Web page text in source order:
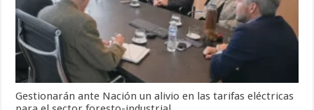
Gestionarán ante Nación un alivio en las tarifas eléctricas